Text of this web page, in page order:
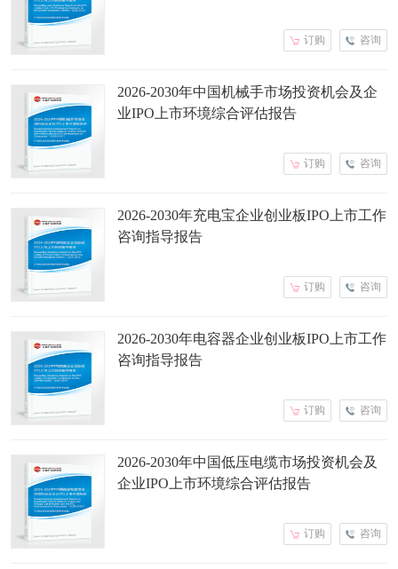
咨询
订购
2026-2030年中国机械手市场投资机会及企
业IPO上市环境综合评估报告
咨询
订购
2026-2030年充电宝企业创业板IPO上市工作
咨询指导报告
咨询
订购
2026-2030年电容器企业创业板IPO上市工作
咨询指导报告
咨询
订购
2026-2030年中国低压电缆市场投资机会及
企业IPO上市环境综合评估报告
咨询
订购